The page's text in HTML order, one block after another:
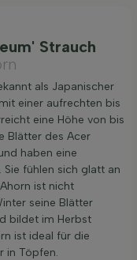
Strauch
als Japanischer
einer aufrechten bis
eine Höhe von bis
Blätter des Acer
haben eine
fühlen sich glatt an
ist nicht
seine Blätter
bildet im Herbst
ist ideal für die
in Töpfen.